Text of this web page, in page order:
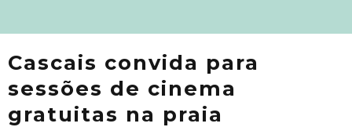
Cascais convida para
sessões de cinema
gratuitas na praia